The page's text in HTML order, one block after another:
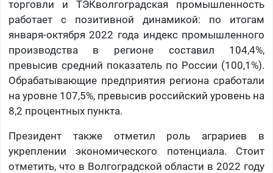
торговли и ТЭКволгоградская промышленность
работает с позитивной динамикой: по итогам
января-октября 2022 года индекс промышленного
производства в регионе составил 104,4%,
превысив средний показатель по России (100,1%).
Обрабатывающие предприятия региона сработали
на уровне 107,5%, превысив российский уровень на
8,2 процентных пункта.
Президент также отметил роль аграриев в
укреплении экономического потенциала. Стоит
отметить, что в Волгоградской области в 2022 году